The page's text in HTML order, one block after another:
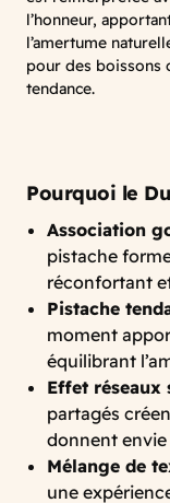
l’honneur,
l’amertume
pour des boissons
tendance.
Pourquoi le
Association
pistache
réconfortant
Pistache
moment
équilibrant
Effet réseaux
partagés
donnent envie
Mélange de
une